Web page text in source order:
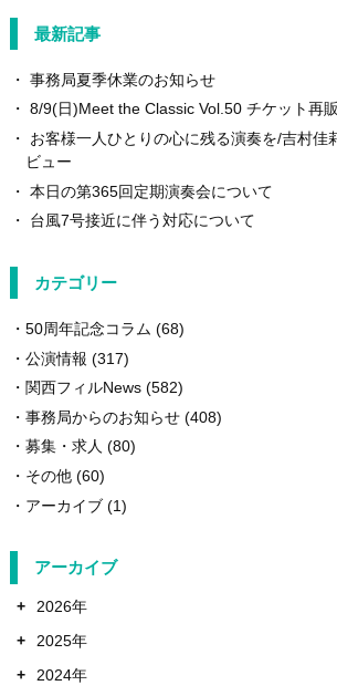
最新記事
事務局夏季休業のお知らせ
8/9(日)Meet the Classic Vol.50 チケット再
お客様一人ひとりの心に残る演奏を/吉村佳
ビュー
本日の第365回定期演奏会について
台風7号接近に伴う対応について
カテゴリー
50周年記念コラム (68)
公演情報 (317)
関西フィルNews(582)
事務局からのお知らせ(408)
募集・求人 (80)
その他(60)
アーカイブ(1)
アーカイブ
+
2026年
+
2025年
+
2024年